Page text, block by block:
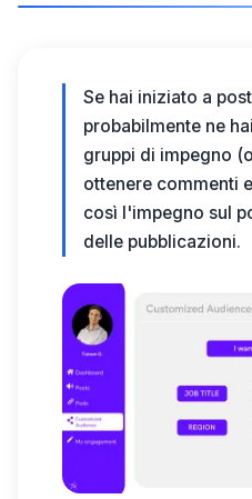
Se hai iniziato a
probabilmente ne
gruppi di impegno
ottenere commenti
così l'impegno sul
delle pubblicazioni.